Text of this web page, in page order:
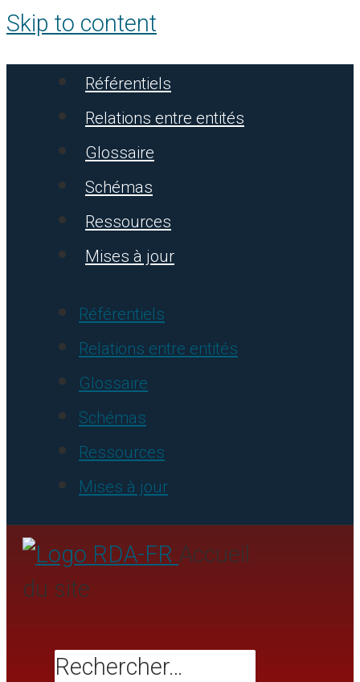
Skip to content
Référentiels
Relations entre entités
Glossaire
Schémas
Ressources
Mises à jour
Référentiels
Relations entre entités
Glossaire
Schémas
Ressources
Mises à jour
Accueil
du site
Rechercher…